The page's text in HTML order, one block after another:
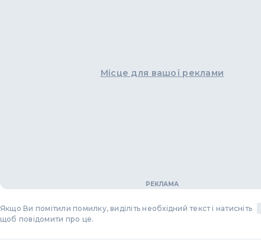
Місце для вашої реклами
Якщо Ви помітили помилку, виділіть необхідний текст і натисніть
щоб повідомити про це.